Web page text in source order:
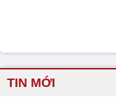
TIN MỚI